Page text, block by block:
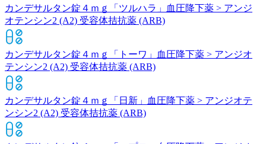
カンデサルタン錠４ｍｇ「ツルハラ」
血圧降下薬 > アンジ
オテンシン2 (A2) 受容体拮抗薬 (ARB)
カンデサルタン錠４ｍｇ「トーワ」
血圧降下薬 > アンジオ
テンシン2 (A2) 受容体拮抗薬 (ARB)
カンデサルタン錠４ｍｇ「日新」
血圧降下薬 > アンジオテ
ンシン2 (A2) 受容体拮抗薬 (ARB)